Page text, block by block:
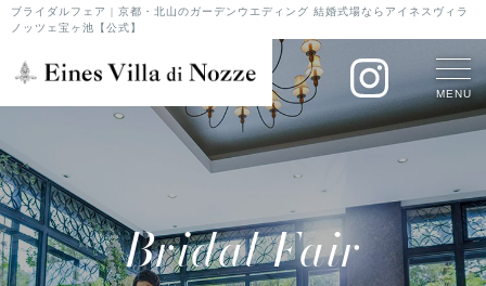
ブライダルフェア | 京都・北山のガーデンウエディング 結婚式場ならアイネスヴィラ
ノッツェ宝ヶ池【公式】
MENU
Bridal Fair